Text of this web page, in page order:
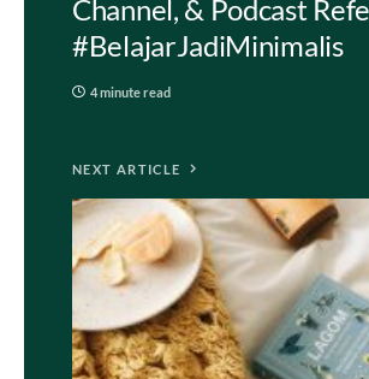
Channel, & Podcast
#BelajarJadiMinimalis
4 minute read
NEXT ARTICLE